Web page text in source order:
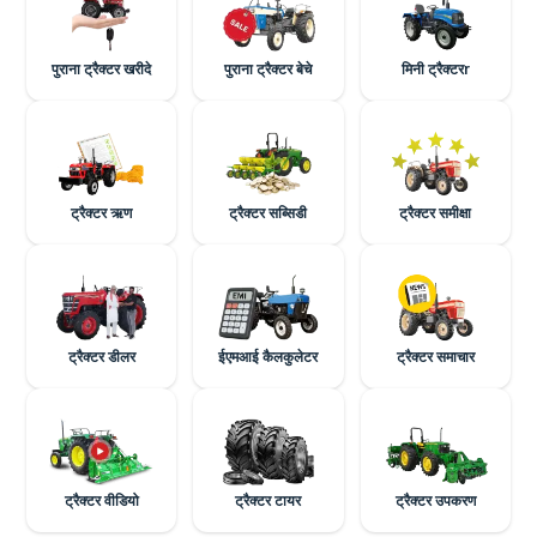
पुराना ट्रैक्टर खरीदे पुराना ट्रैक्टर बेचे मिनी ट्रैक्टरr
ट्रैक्टर ऋण ट्रैक्टर सब्सिडी ट्रैक्टर समीक्षा
ट्रैक्टर डीलर ईएमआई कैलकुलेटर ट्रैक्टर समाचार
ट्रैक्टर वीडियो ट्रैक्टर टायर ट्रैक्टर उपकरण